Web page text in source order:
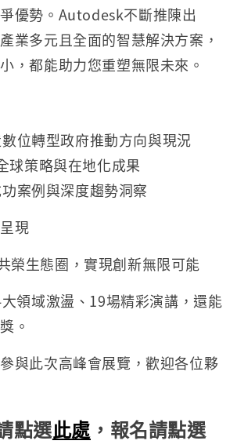
優勢。Autodesk不斷推陳出
業多元且全面的智慧解決方案，
，都能助力您重塑無限未來。
位轉型政府推動方向與現況
球策略與在地化成果
案例與深度趨勢洞察
現
榮生態圈，實現創新無限可能
領域激盪、19場精彩演講，還能
。
與此次高峰會展覽，歡迎各位夥
點選此處 ，報名請點選